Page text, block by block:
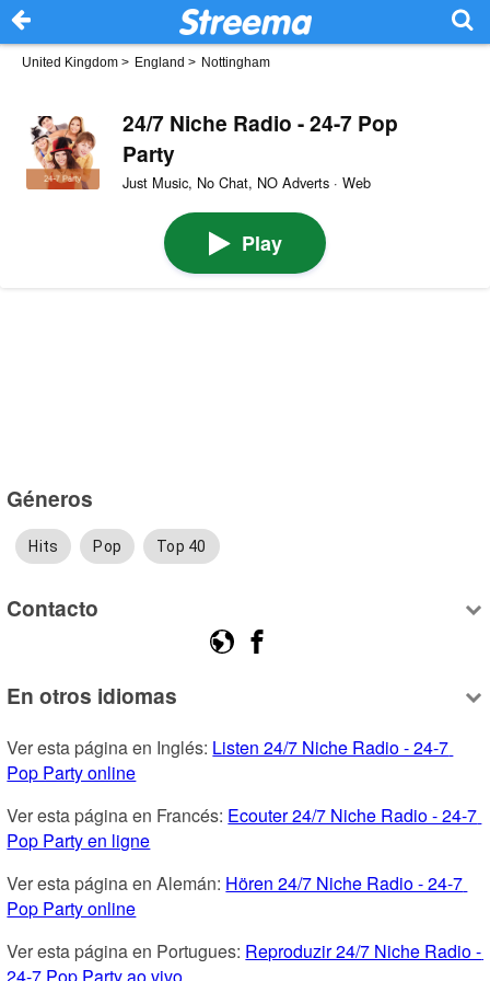
United Kingdom > England > Nottingham
24/7 Niche Radio - 24-7 Pop
Party
Just Music, No Chat, NO Adverts · Web
Play
Géneros
Hits Pop Top 40
Contacto
En otros idiomas
Ver esta página en Inglés: Listen 24/7 Niche Radio - 24-7
Pop Party online
Ver esta página en Francés: Ecouter 24/7 Niche Radio - 24-7
Pop Party en ligne
Ver esta página en Alemán: Hören 24/7 Niche Radio - 24-7
Pop Party online
Ver esta página en Portugues: Reproduzir 24/7 Niche Radio -
24-7 Pop Party ao vivo